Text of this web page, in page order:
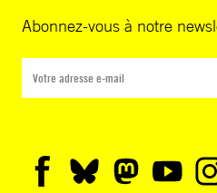
Abonnez-vous à notre